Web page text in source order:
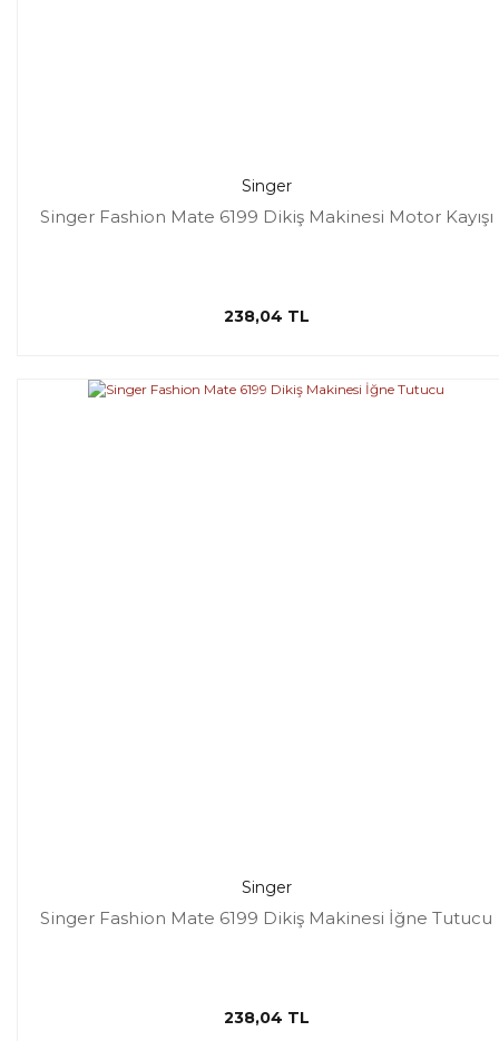
Singer
Singer Fashion Mate 6199 Dikiş Makinesi Motor Kayışı
238,04 TL
Singer
Singer Fashion Mate 6199 Dikiş Makinesi İğne Tutucu
238,04 TL